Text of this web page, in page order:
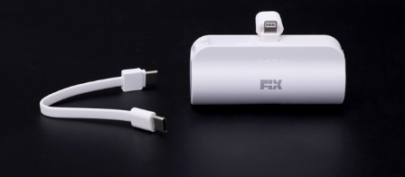
극대화 된 활용성
분리형 케이블